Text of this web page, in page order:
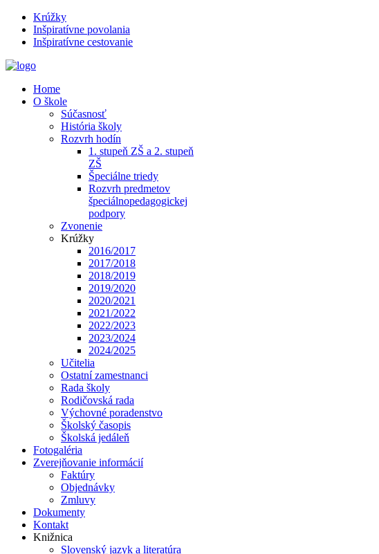
Krúžky
Inšpiratívne povolania
Inšpiratívne cestovanie
Home
O škole
Súčasnosť
História školy
Rozvrh hodín
1. stupeň ZŠ a 2. stupeň
ZŠ
Špeciálne triedy
Rozvrh predmetov
špeciálnopedagogickej
podpory
Zvonenie
Krúžky
2016/2017
2017/2018
2018/2019
2019/2020
2020/2021
2021/2022
2022/2023
2023/2024
2024/2025
Učitelia
Ostatní zamestnanci
Rada školy
Rodičovská rada
Výchovné poradenstvo
Školský časopis
Školská jedáleň
Fotogaléria
Zverejňovanie informácií
Faktúry
Objednávky
Zmluvy
Dokumenty
Kontakt
Knižnica
Slovenský jazyk a literatúra